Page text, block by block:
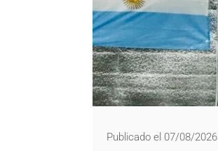
Publicado el 07/08/2026